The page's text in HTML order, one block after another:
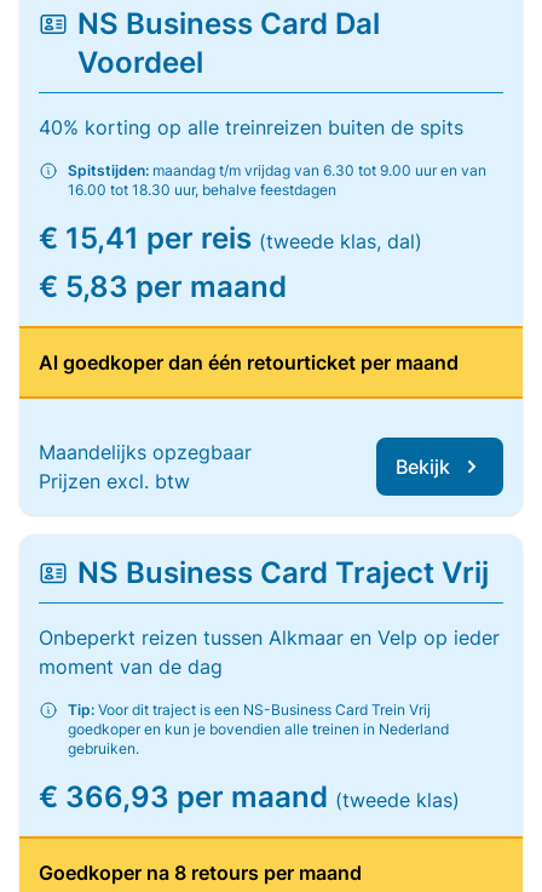
NS Business Card Dal
Voordeel
40% korting op alle treinreizen buiten de spits
Spitstijden: maandag t/m vrijdag van 6.30 tot 9.00 uur en van
16.00 tot 18.30 uur, behalve feestdagen
€ 15,41 per reis (tweede klas, dal)
€ 5,83 per maand
Al goedkoper dan één retourticket per maand
Maandelijks opzegbaar
Prijzen excl. btw
Bekijk
NS Business Card Traject Vrij
Onbeperkt reizen tussen Alkmaar en Velp op ieder
moment van de dag
Tip: Voor dit traject is een NS-Business Card Trein Vrij
goedkoper en kun je bovendien alle treinen in Nederland
gebruiken.
€ 366,93 per maand (tweede klas)
Goedkoper na 8 retours per maand